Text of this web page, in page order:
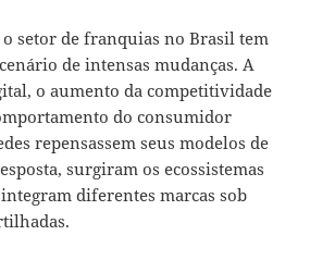
setor de franquias no Brasil tem
de intensas mudanças. A
o aumento da competitividade
do consumidor
repensassem seus modelos de
surgiram os ecossistemas
diferentes marcas sob